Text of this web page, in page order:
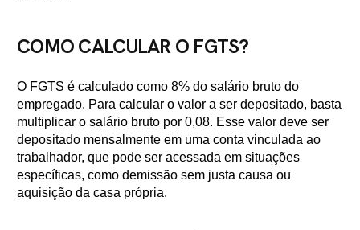
COMO CALCULAR O FGTS?
O FGTS é calculado como 8% do salário bruto do
empregado. Para calcular o valor a ser depositado, basta
multiplicar o salário bruto por 0,08. Esse valor deve ser
depositado mensalmente em uma conta vinculada ao
trabalhador, que pode ser acessada em situações
específicas, como demissão sem justa causa ou
aquisição da casa própria.